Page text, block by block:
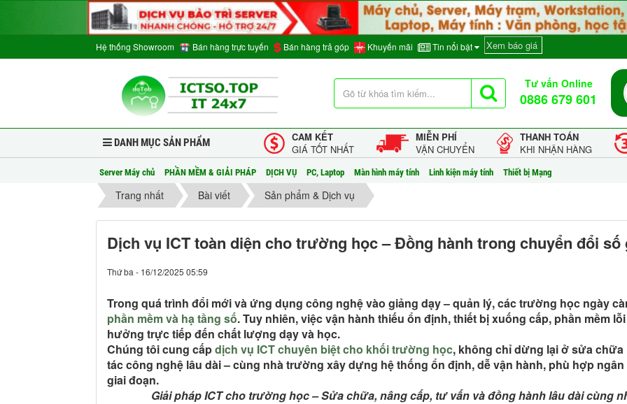
Hệ thống Showroom Bán hàng trực tuyến Bán hàng trả góp Khuyến mãi Tin nổi bật Xem báo giá
Tư vấn Online
0886 679 601
DANH MỤC SẢN PHẨM
CAM KẾT
GIÁ TỐT NHẤT
MIỄN PHÍ
VẬN CHUYỂN
THANH TOÁN
KHI NHẬN HÀNG
Server Máy chủ PHẦN MỀM & GIẢI PHÁP DỊCH VỤ PC, Laptop Màn hình máy tính Linh kiện máy tính Thiết bị Mạng
Trang nhất Bài viết Sản phẩm & Dịch vụ
Dịch vụ ICT toàn diện cho trường học – Đồng hành trong chuyển đổi số
Thứ ba - 16/12/2025 05:59
Trong quá trình đổi mới và ứng dụng công nghệ vào giảng dạy – quản lý, các trường học ngày
phần mềm và hạ tầng số. Tuy nhiên, việc vận hành thiếu ổn định, thiết bị xuống cấp, phần mềm
hưởng trực tiếp đến chất lượng dạy và học.
Chúng tôi cung cấpdịch vụ ICT chuyên biệt cho khối trường học, không chỉ dừng lại ở sửa
tác công nghệ lâu dài– cùng nhà trường xây dựng hệ thống ổn định, dễ vận hành, phù hợp
giai đoạn.
Giải pháp ICT cho trường học – Sửa chữa, nâng cấp, tư vấn và đồng hành lâu dài cùng